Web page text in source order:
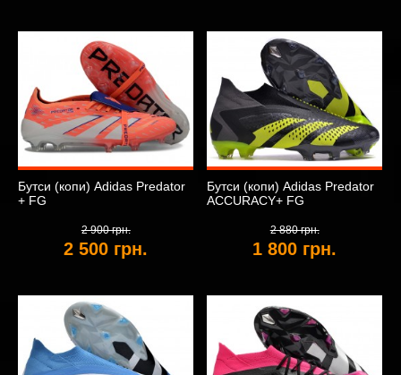
Бутси (копи) Adidas Predator
+ FG
2 900 грн.
2 500 грн.
Бутси (копи) Adidas Predator
ACCURACY+ FG
2 880 грн.
1 800 грн.